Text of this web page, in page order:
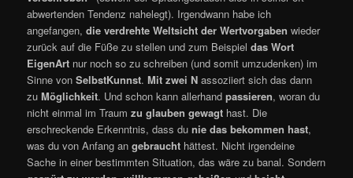
abwertenden Tendenz nahelegt). Irgendwann habe ich
angefangen,die verdrehte Weltsicht der Wertvorgaben wieder
zurück auf die Füße zu stellen und zum Beispieldas Wort
EigenArt nur noch so zu schreiben (und somit umzudenken) im
Sinne vonSelbstKunnst.Mit zwei N assoziiert sich das dann
zuMöglichkeit. Und schon kann allerhandpassieren, woran du
nicht einmal im Traumzu glauben gewagt hast. Die
erschreckende Erkenntnis, dass dunie das bekommen hast,
was du von Anfang angebraucht hättest. Nicht irgendeine
Sache in einer bestimmten Situation, das wäre zu banal. Sondern